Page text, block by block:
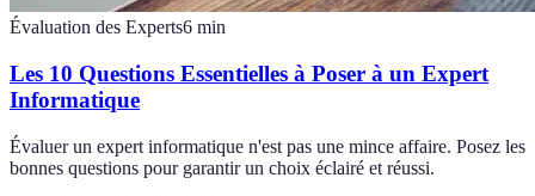
Évaluation des Experts6 min
Les 10 Questions Essentielles à Poser à un Expert
Informatique
Évaluer un expert informatique n'est pas une mince affaire. Posez les
bonnes questions pour garantir un choix éclairé et réussi.